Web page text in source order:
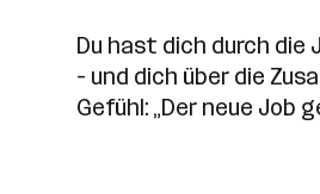
Du hast dich durch
– und dich über die
Gefühl: „Der neue Job